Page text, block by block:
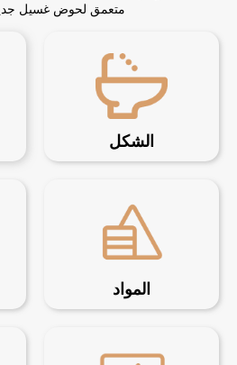
متعمق لحوض غسيل
الشكل
المواد